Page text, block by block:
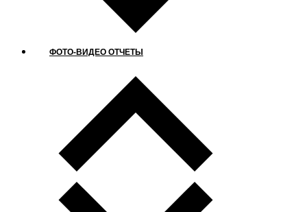
ФОТО-ВИДЕО ОТЧЕТЫ